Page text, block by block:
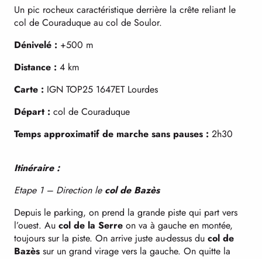
Un pic rocheux caractéristique derrière la crête reliant le
col de Couraduque au col de Soulor.
Dénivelé : +500 m
Distance : 4 km
Carte : IGN TOP25 1647ET Lourdes
Départ : col de Couraduque
Temps approximatif de marche sans pauses : 2h30
Itinéraire :
Etape 1 – Direction le col de Bazès
Depuis le parking, on prend la grande piste qui part vers
l’ouest. Au col de la Serre on va à gauche en montée,
toujours sur la piste. On arrive juste au-dessus du col de
Bazès sur un grand virage vers la gauche. On quitte la